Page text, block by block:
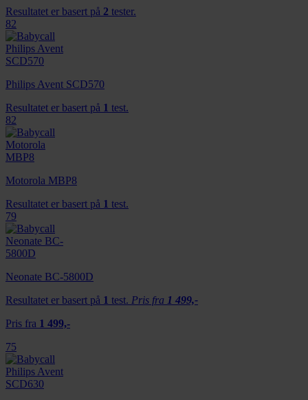
Resultatet er basert på 2 tester.
82
Philips Avent SCD570
Resultatet er basert på 1 test.
82
Motorola MBP8
Resultatet er basert på 1 test.
79
Neonate BC-5800D
Resultatet er basert på 1 test. Pris fra 1 499,-
Pris fra 1 499,-
75